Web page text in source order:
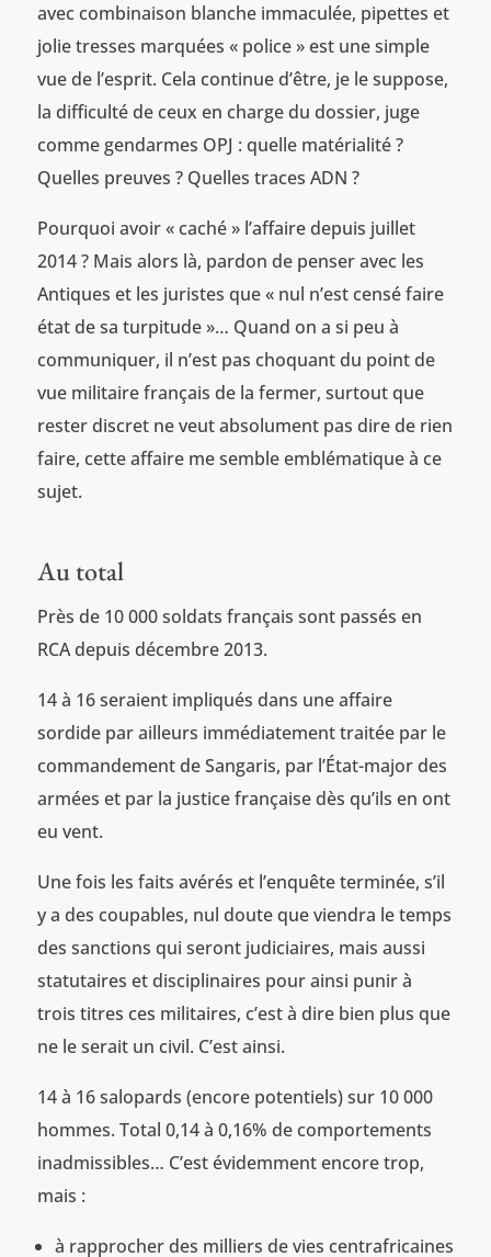
avec combinaison blanche immaculée, pipettes et
jolie tresses marquées « police » est une simple
vue de l’esprit. Cela continue d’être, je le suppose,
la difficulté de ceux en charge du dossier, juge
comme gendarmes OPJ : quelle matérialité ?
Quelles preuves ? Quelles traces ADN ?
Pourquoi avoir « caché » l’affaire depuis juillet
2014 ? Mais alors là, pardon de penser avec les
Antiques et les juristes que « nul n’est censé faire
état de sa turpitude »… Quand on a si peu à
communiquer, il n’est pas choquant du point de
vue militaire français de la fermer, surtout que
rester discret ne veut absolument pas dire de rien
faire, cette affaire me semble emblématique à ce
sujet.
Au total
Près de 10 000 soldats français sont passés en
RCA depuis décembre 2013.
14 à 16 seraient impliqués dans une affaire
sordide par ailleurs immédiatement traitée par le
commandement de Sangaris, par l’État-major des
armées et par la justice française dès qu’ils en ont
eu vent.
Une fois les faits avérés et l’enquête terminée, s’il
y a des coupables, nul doute que viendra le temps
des sanctions qui seront judiciaires, mais aussi
statutaires et disciplinaires pour ainsi punir à
trois titres ces militaires, c’est à dire bien plus que
ne le serait un civil. C’est ainsi.
14 à 16 salopards (encore potentiels) sur 10 000
hommes. Total 0,14 à 0,16% de comportements
inadmissibles… C’est évidemment encore trop,
mais :
à rapprocher des milliers de vies centrafricaines